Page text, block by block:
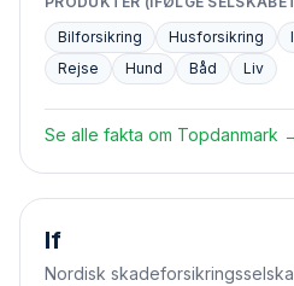
Bilforsikring
Husforsikring
Rejse
Hund Båd Liv
Se alle fakta om Topdanmark
If
Nordisk